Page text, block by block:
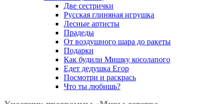
Две сестрички
Русская глиняная игрушка
Лесные артисты
Прадеды
От воздушного шара до ракеты
Подарки
Как будили Мишку косолапого
Едет дедушка Егор
Посмотри и раскрась
Что ты любишь?